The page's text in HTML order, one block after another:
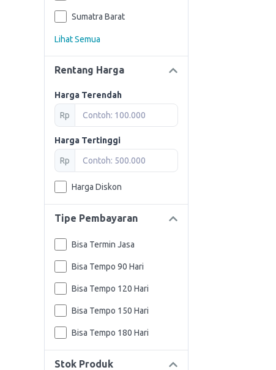
Sumatra Barat
Lihat Semua
Rentang Harga
Harga Terendah
Rp
Harga Tertinggi
Rp
Harga Diskon
Tipe Pembayaran
Bisa Termin Jasa
Bisa Tempo 90 Hari
Bisa Tempo 120 Hari
Bisa Tempo 150 Hari
Bisa Tempo 180 Hari
Stok Produk